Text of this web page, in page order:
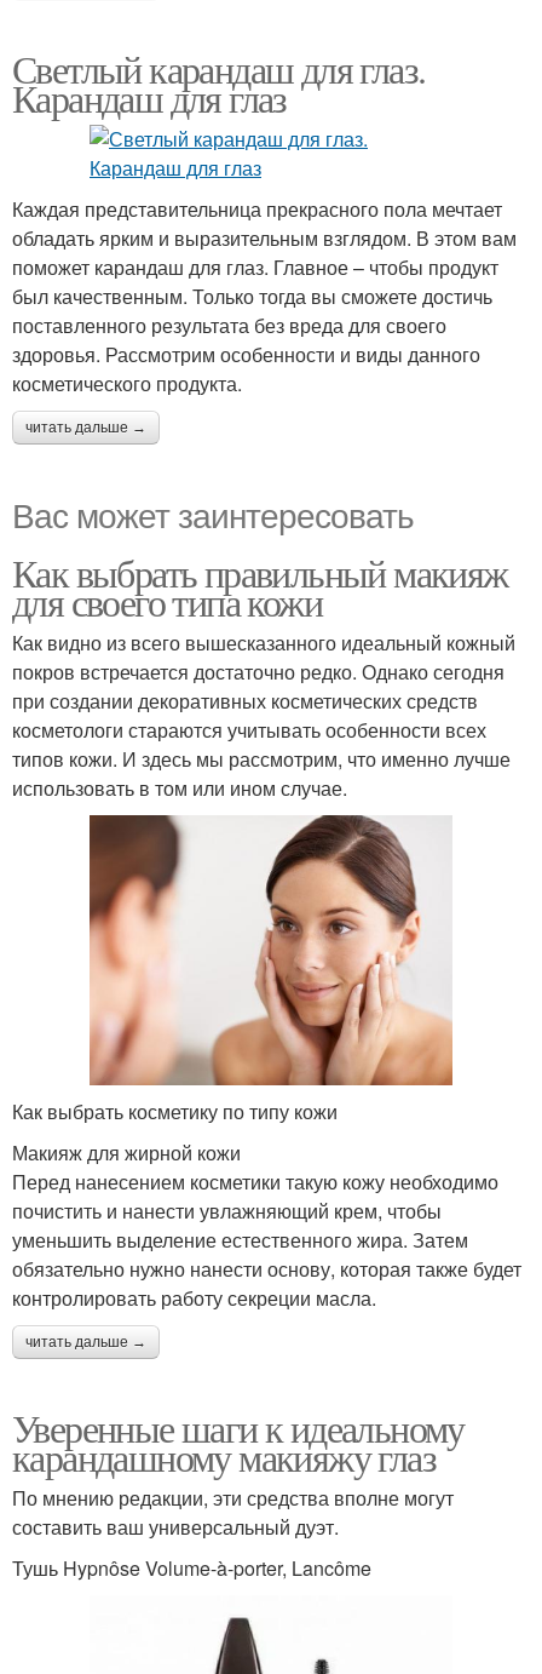
Светлый карандаш для глаз.
Карандаш для глаз
Каждая представительница прекрасного пола мечтает
обладать ярким и выразительным взглядом. В этом вам
поможет карандаш для глаз. Главное – чтобы продукт
был качественным. Только тогда вы сможете достичь
поставленного результата без вреда для своего
здоровья. Рассмотрим особенности и виды данного
косметического продукта.
читать дальше →
Вас может заинтересовать
Как выбрать правильный макияж
для своего типа кожи
Как видно из всего вышесказанного идеальный кожный
покров встречается достаточно редко. Однако сегодня
при создании декоративных косметических средств
косметологи стараются учитывать особенности всех
типов кожи. И здесь мы рассмотрим, что именно лучше
использовать в том или ином случае.
Как выбрать косметику по типу кожи
Макияж для жирной кожи
Перед нанесением косметики такую кожу необходимо
почистить и нанести увлажняющий крем, чтобы
уменьшить выделение естественного жира. Затем
обязательно нужно нанести основу, которая также будет
контролировать работу секреции масла.
читать дальше →
Уверенные шаги к идеальному
карандашному макияжу глаз
По мнению редакции, эти средства вполне могут
составить ваш универсальный дуэт.
Тушь Hypnôse Volume-à-porter, Lancôme